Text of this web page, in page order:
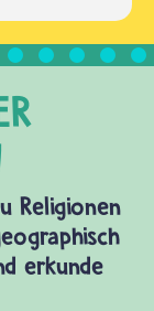
Religionen
erkunde